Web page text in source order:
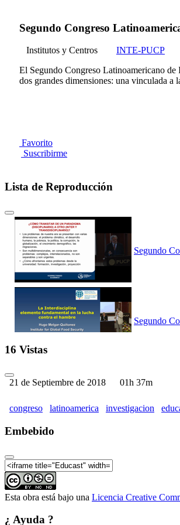
Segundo Congreso
Institutos y Centros
INTE-PUCP
El Segundo Congreso Latinoamericano
dos grandes dimensiones: una vinculada a
Favorito
Suscribirme
Lista de Reproducción
Segundo
Segundo
16 Vistas
21 de Septiembre de 2018 01h 37m
congreso latinoamerica investigacion
Embebido
Esta obra está bajo una Licencia Creative
¿ Ayuda ?